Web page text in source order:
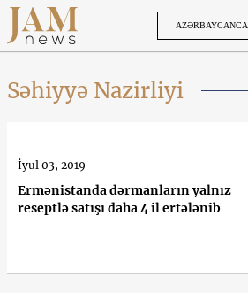
AZƏRBAYCANCA
Səhiyyə Nazirliyi
Ermənistanda dərmanların yalnız
reseptlə satışı daha 4 il ertələnib
İyul 03, 2019